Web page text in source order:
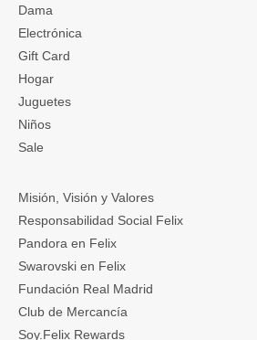
Dama
Electrónica
Gift Card
Hogar
Juguetes
Niños
Sale
Misión, Visión y Valores
Responsabilidad Social Felix
Pandora en Felix
Swarovski en Felix
Fundación Real Madrid
Club de Mercancía
Soy.Felix Rewards